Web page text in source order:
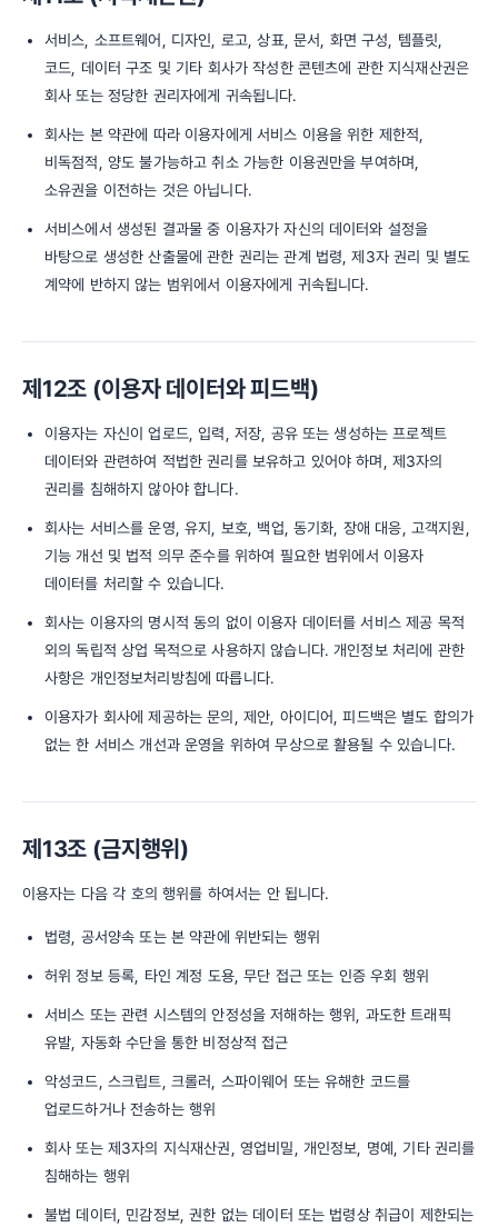
서비스, 소프트웨어, 디자인, 로고, 상표, 문서, 화면 구성, 템플릿,
코드, 데이터 구조 및 기타 회사가 작성한 콘텐츠에 관한 지식재산권은
회사 또는 정당한 권리자에게 귀속됩니다.
회사는 본 약관에 따라 이용자에게 서비스 이용을 위한 제한적,
비독점적, 양도 불가능하고 취소 가능한 이용권만을 부여하며,
소유권을 이전하는 것은 아닙니다.
서비스에서 생성된 결과물 중 이용자가 자신의 데이터와 설정을
바탕으로 생성한 산출물에 관한 권리는 관계 법령, 제3자 권리 및 별도
계약에 반하지 않는 범위에서 이용자에게 귀속됩니다.
제12조 (이용자 데이터와 피드백)
이용자는 자신이 업로드, 입력, 저장, 공유 또는 생성하는 프로젝트
데이터와 관련하여 적법한 권리를 보유하고 있어야 하며, 제3자의
권리를 침해하지 않아야 합니다.
회사는 서비스를 운영, 유지, 보호, 백업, 동기화, 장애 대응, 고객지원,
기능 개선 및 법적 의무 준수를 위하여 필요한 범위에서 이용자
데이터를 처리할 수 있습니다.
회사는 이용자의 명시적 동의 없이 이용자 데이터를 서비스 제공 목적
외의 독립적 상업 목적으로 사용하지 않습니다. 개인정보 처리에 관한
사항은 개인정보처리방침에 따릅니다.
이용자가 회사에 제공하는 문의, 제안, 아이디어, 피드백은 별도 합의가
없는 한 서비스 개선과 운영을 위하여 무상으로 활용될 수 있습니다.
제13조 (금지행위)
이용자는 다음 각 호의 행위를 하여서는 안 됩니다.
법령, 공서양속 또는 본 약관에 위반되는 행위
허위 정보 등록, 타인 계정 도용, 무단 접근 또는 인증 우회 행위
서비스 또는 관련 시스템의 안정성을 저해하는 행위, 과도한 트래픽
유발, 자동화 수단을 통한 비정상적 접근
악성코드, 스크립트, 크롤러, 스파이웨어 또는 유해한 코드를
업로드하거나 전송하는 행위
회사 또는 제3자의 지식재산권, 영업비밀, 개인정보, 명예, 기타 권리를
침해하는 행위
불법 데이터, 민감정보, 권한 없는 데이터 또는 법령상 취급이 제한되는